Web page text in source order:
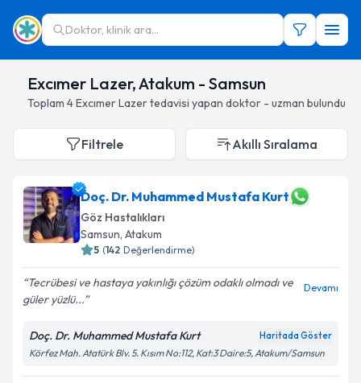
Doktor, klinik ara...
Excımer Lazer, Atakum - Samsun
Toplam 4Excımer Lazertedavisi yapan doktor - uzman bulundu
Filtrele Akıllı Sıralama
Doç. Dr. Muhammed Mustafa Kurt
Göz Hastalıkları
Samsun, Atakum
5 (142 Değerlendirme)
Tecrübesi ve hastaya yakınlığı çözüm odaklı olmadı ve
güler yüzlü...
Devamı
Doç. Dr. Muhammed Mustafa Kurt Haritada Göster
Körfez Mah. Atatürk Blv. 5. Kısım No:112, Kat:3 Daire:5, Atakum/Samsun